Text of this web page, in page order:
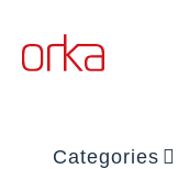
Categories